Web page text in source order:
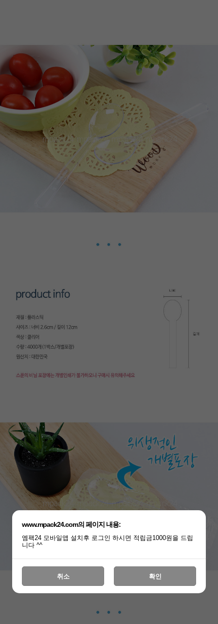
www.mpack24.com의 페이지 내용:
엠팩24 모바일앱 설치후 로그인 하시면 적립금1000원을 드립
니다 ^^
취소 확인